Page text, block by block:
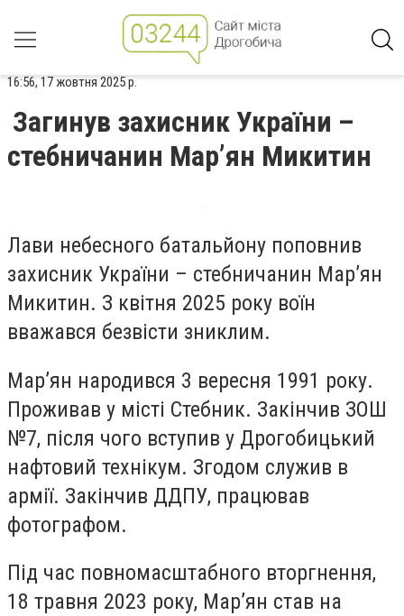
16:56, 17 жовтня 2025 р.
Загинув захисник України –
стебничанин Мар’ян Микитин
Лави небесного батальйону поповнив
захисник України – стебничанин Мар’ян
Микитин. З квітня 2025 року воїн
вважався безвісти зниклим.
Мар’ян народився 3 вересня 1991 року.
Проживав у місті Стебник. Закінчив ЗОШ
№7, після чого вступив у Дрогобицький
нафтовий технікум. Згодом служив в
армії. Закінчив ДДПУ, працював
фотографом.
Під час повномасштабного вторгнення,
18 травня 2023 року, Мар’ян став на